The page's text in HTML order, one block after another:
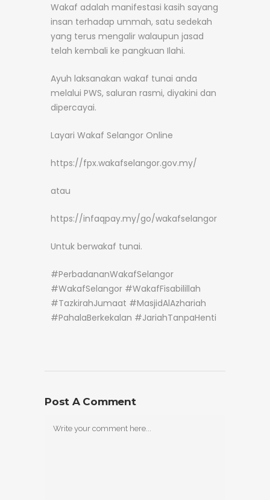
Wakaf adalah manifestasi kasih sayang
insan terhadap ummah, satu sedekah
yang terus mengalir walaupun jasad
telah kembali ke pangkuan Ilahi.
Ayuh laksanakan wakaf tunai anda
melalui PWS, saluran rasmi, diyakini dan
dipercayai.
Layari Wakaf Selangor Online
https://fpx.wakafselangor.gov.my/
atau
https://infaqpay.my/go/wakafselangor
Untuk berwakaf tunai.
#PerbadananWakafSelangor
#WakafSelangor #WakafFisabilillah
#TazkirahJumaat #MasjidAlAzhariah
#PahalaBerkekalan #JariahTanpaHenti
Post A Comment